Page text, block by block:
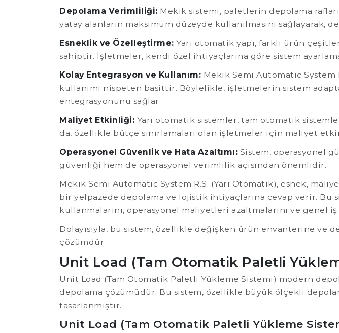
Depolama Verimliliği: Mekik sistemi, paletlerin depolama
yatay alanların maksimum düzeyde kullanılmasını sağlayarak,
Esneklik ve Özelleştirme: Yarı otomatik yapı, farklı ürün
sahiptir. İşletmeler, kendi özel ihtiyaçlarına göre sistem
Kolay Entegrasyon ve Kullanım: Mekik Semi Automatic
kullanımı nispeten basittir. Böylelikle, işletmelerin sistem
entegrasyonunu sağlar.
Maliyet Etkinliği: Yarı otomatik sistemler, tam otomatik
da, özellikle bütçe sınırlamaları olan işletmeler için maliyet
Operasyonel Güvenlik ve Hata Azaltımı: Sistem, operasyonel
güvenliği hem de operasyonel verimlilik açısından önemlidir.
Mekik Semi Automatic System R.S. (Yarı Otomatik), esnek,
bir yelpazede depolama ve lojistik ihtiyaçlarına cevap verir. Bu
kullanmalarını, operasyonel maliyetleri azaltmalarını ve
Dolayısıyla, bu sistem, özellikle değişken ürün envanterine
çözümdür.
Unit Load (Tam Otomatik Paletli
Unit Load (Tam Otomatik Paletli Yükleme Sistemi) modern
depolama çözümüdür. Bu sistem, özellikle büyük ölçekli
tasarlanmıştır.
Unit Load (Tam Otomatik Paletli Yükleme